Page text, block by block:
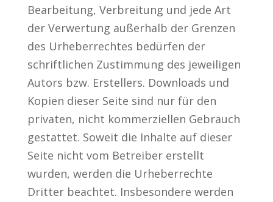
Bearbeitung, Verbreitung und jede Art
der Verwertung außerhalb der Grenzen
des Urheberrechtes bedürfen der
schriftlichen Zustimmung des jeweiligen
Autors bzw. Erstellers. Downloads und
Kopien dieser Seite sind nur für den
privaten, nicht kommerziellen Gebrauch
gestattet. Soweit die Inhalte auf dieser
Seite nicht vom Betreiber erstellt
wurden, werden die Urheberrechte
Dritter beachtet. Insbesondere werden